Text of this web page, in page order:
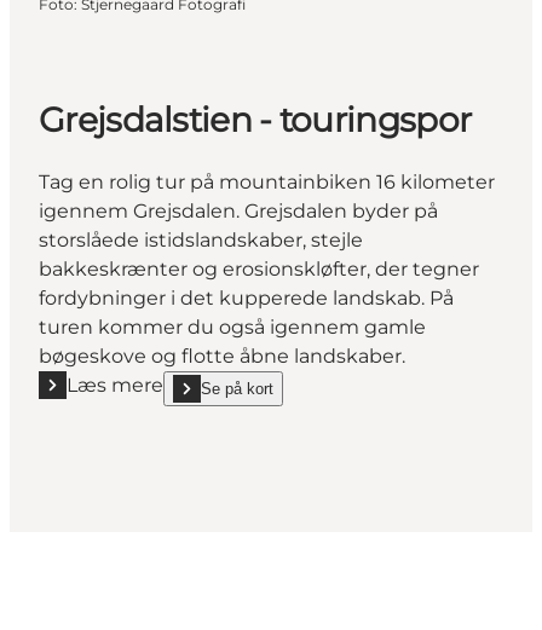
Foto: Stjernegaard Fotografi
Grejsdalstien - touringspor
Tag en rolig tur på mountainbiken 16 kilometer
igennem Grejsdalen. Grejsdalen byder på
storslåede istidslandskaber, stejle
bakkeskrænter og erosionskløfter, der tegner
fordybninger i det kupperede landskab. På
turen kommer du også igennem gamle
bøgeskove og flotte åbne landskaber.
Læs mere
Læs mere "Grejsdalstien - touringspor"
Se på kort
show Grejsdalstien - touringspor on_map